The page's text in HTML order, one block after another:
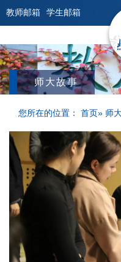
教师邮箱 学生邮箱
师大故事
您所在的位置： 首页» 师